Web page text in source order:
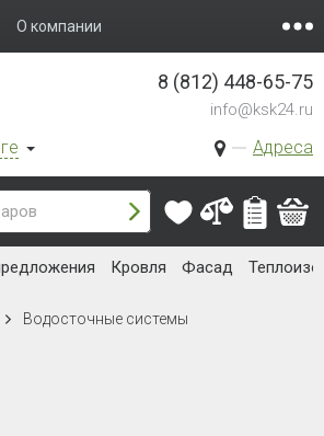
О компании
Адреса
8 (812) 448-65-75
info@ksk24.ru
Кровля Фасад
Водосточные системы